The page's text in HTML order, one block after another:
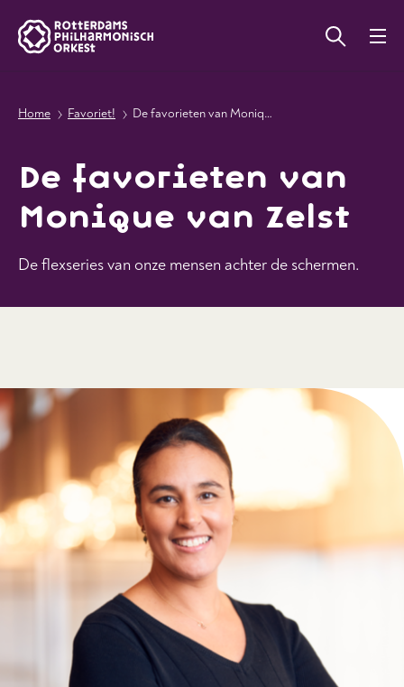
Home Favoriet! De favorieten van Monique van Zelst
De favorieten van
Monique van Zelst
De flexseries van onze mensen achter de schermen.